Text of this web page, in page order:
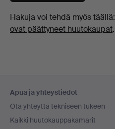
Hakuja voi tehdä myös täällä:
ovat päättyneet huutokaupat.
Apua ja yhteystiedot
Ota yhteyttä tekniseen tukeen
Kaikki huutokauppakamarit